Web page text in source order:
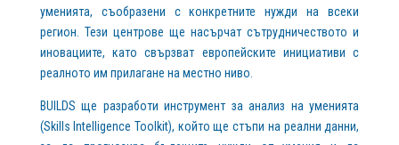
уменията, съобразени с конкретните нужди на всеки
регион. Тези центрове ще насърчат сътрудничеството и
иновациите, като свързват европейските инициативи с
реалното им прилагане на местно ниво.
BUILDS ще разработи инструмент за анализ на уменията
(Skills Intelligence Toolkit), който ще стъпи на реални данни,